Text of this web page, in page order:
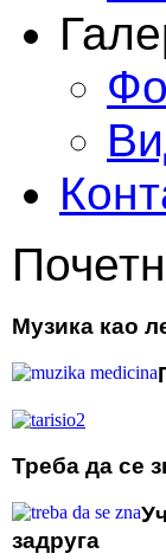
Музика као
Треба да се
задруга